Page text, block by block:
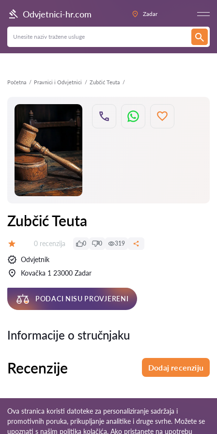
Odvjetnici-hr.com Zadar
Početna Pravnici i Odvjetnici Zubčić Teuta
Natrag
Zubčić Teuta
Recenzija:
0 recenzija 0 0 319
Odvjetnik
Kovačka 1 23000 Zadar
PODACI NISU PROVJERENI
Informacije o stručnjaku
Recenzije Dodaj recenziju
Ova stranica koristi datoteke za personaliziranje sadržaja i
promotivnih poruka, prikupljanje analitike i druge svrhe. Možete se
upoznati s našim politika kolačića. Ako pristanete na upotrebu